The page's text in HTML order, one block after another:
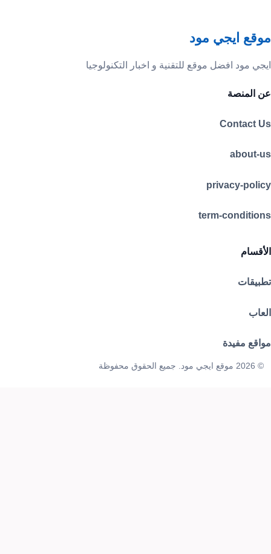
موقع ايجي مود
ايجي مود افضل موقع للتقنية و اخبار التكنولوجيا
عن المنصة
Contact Us
about-us
privacy-policy
term-conditions
الأقسام
تطبيقات
العاب
مواقع مفيدة
© 2026 موقع ايجي مود. جميع الحقوق محفوظة